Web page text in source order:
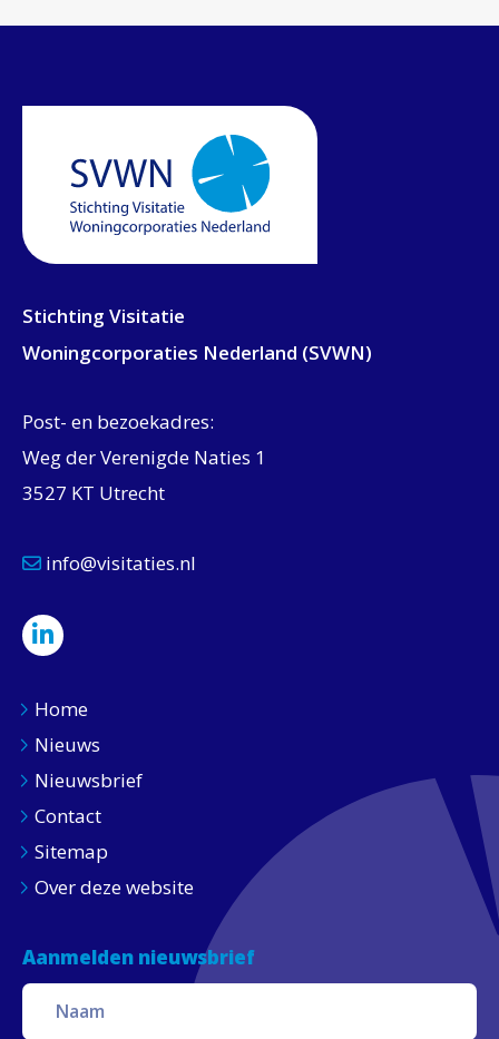
Stichting Visitatie
Woningcorporaties Nederland (SVWN)
Post- en bezoekadres:
Weg der Verenigde Naties 1
3527 KT Utrecht
info@visitaties.nl
Home
Nieuws
Nieuwsbrief
Contact
Sitemap
Over deze website
Aanmelden nieuwsbrief